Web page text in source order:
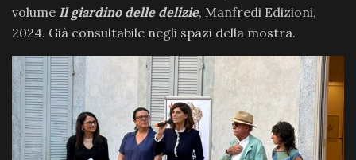
volume Il giardino delle delizie, Manfredi Edizioni,
2024. Già consultabile negli spazi della mostra.